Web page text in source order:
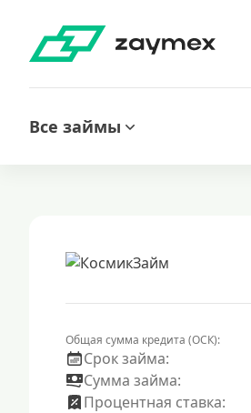
Все займы
Общая сумма кредита (ОСК):
Срок займа:
Сумма займа:
Процентная ставка: